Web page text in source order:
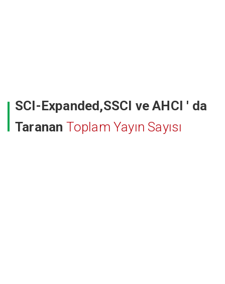
SCI-Expanded,SSCI ve AHCI ' da
Taranan Toplam Yayın Sayısı